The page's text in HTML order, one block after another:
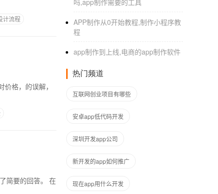
计流程
格，的误解，
吗,app制作需要的工具
APP制作从0开始教程,制作小程序教
程
app制作到上线,电商的app制作软件
热门频道
互联网创业项目有哪些
安卓app低代码开发
深圳开发app公司
新开发的app如何推广
现在app用什么开发